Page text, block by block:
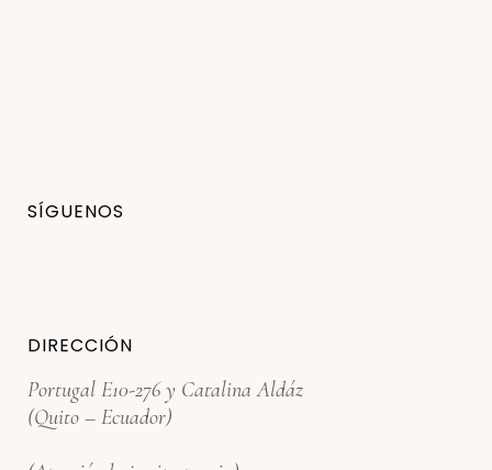
SÍGUENOS
DIRECCIÓN
Portugal E10-276 y Catalina Aldáz
(Quito – Ecuador)